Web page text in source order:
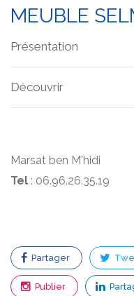
MEUBLE
Présentation
Découvrir
Marsat ben M'hidi
Tel : 06.96.26.35.19
Partager
Publier